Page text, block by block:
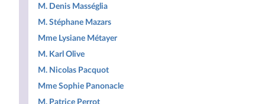
M. Denis Masséglia
M. Stéphane Mazars
Mme Lysiane Métayer
M. Karl Olive
M. Nicolas Pacquot
Mme Sophie Panonacle
M. Patrice Perrot